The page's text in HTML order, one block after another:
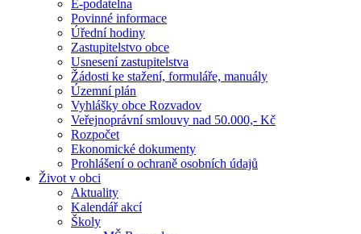
E-podatelna
Povinné informace
Úřední hodiny
Zastupitelstvo obce
Usnesení zastupitelstva
Žádosti ke stažení, formuláře, manuály
Územní plán
Vyhlášky obce Rozvadov
Veřejnoprávní smlouvy nad 50.000,- Kč
Rozpočet
Ekonomické dokumenty
Prohlášení o ochraně osobních údajů
Život v obci
Aktuality
Kalendář akcí
Školy